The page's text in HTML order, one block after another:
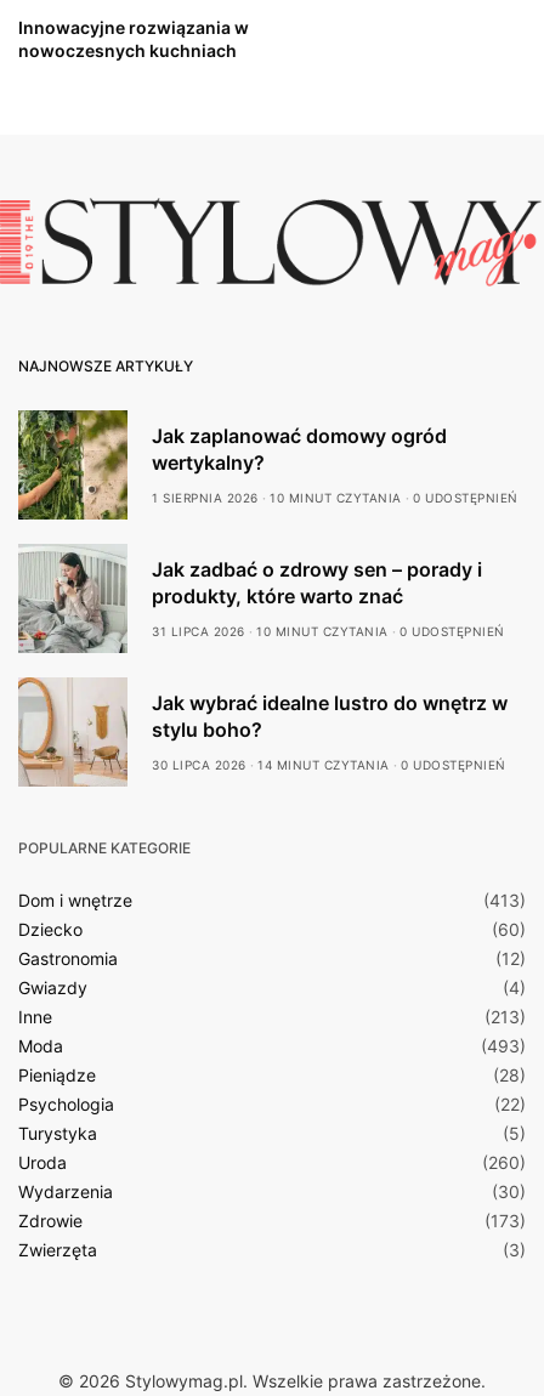
Innowacyjne rozwiązania w
nowoczesnych kuchniach
NAJNOWSZE ARTYKUŁY
Jak zaplanować domowy ogród
wertykalny?
1 SIERPNIA 2026 10 MINUT CZYTANIA 0 UDOSTĘPNIEŃ
Jak zadbać o zdrowy sen – porady i
produkty, które warto znać
31 LIPCA 2026 10 MINUT CZYTANIA 0 UDOSTĘPNIEŃ
Jak wybrać idealne lustro do wnętrz w
stylu boho?
30 LIPCA 2026 14 MINUT CZYTANIA 0 UDOSTĘPNIEŃ
POPULARNE KATEGORIE
Dom i wnętrze
(413)
Dziecko
(60)
Gastronomia
(12)
Gwiazdy
(4)
Inne
(213)
Moda
(493)
Pieniądze
(28)
Psychologia
(22)
Turystyka
(5)
Uroda
(260)
Wydarzenia
(30)
Zdrowie
(173)
Zwierzęta
(3)
© 2026 Stylowymag.pl. Wszelkie prawa zastrzeżone.